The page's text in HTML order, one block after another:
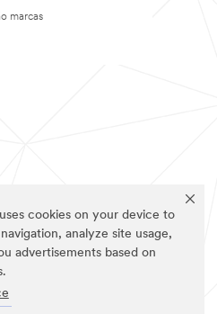
cookies on your device to
analyze site usage,
advertisements based on
marcas